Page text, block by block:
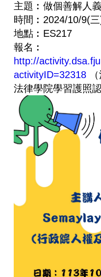
主題︰做個善解人
時間︰2024/10/9(
地點︰ES217
報名︰
http://
activityID=32318
法律學院學習護照